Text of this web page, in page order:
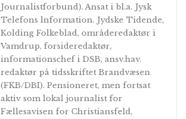
Journalistforbund). Ansat i bl.a. Jysk
Telefons lnformation. Jydske Tidende,
Kolding Folkeblad, områderedaktør i
Vamdrup, forsideredaktør,
informationschef i DSB, ansv.hav.
redaktør på tidsskriftet Brandvæsen
(FKB/DBI). Pensioneret, men fortsat
aktiv som lokal journalist for
Fællesavisen for Christiansfeld,